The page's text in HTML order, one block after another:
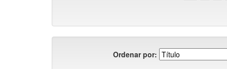
Ordenar por: